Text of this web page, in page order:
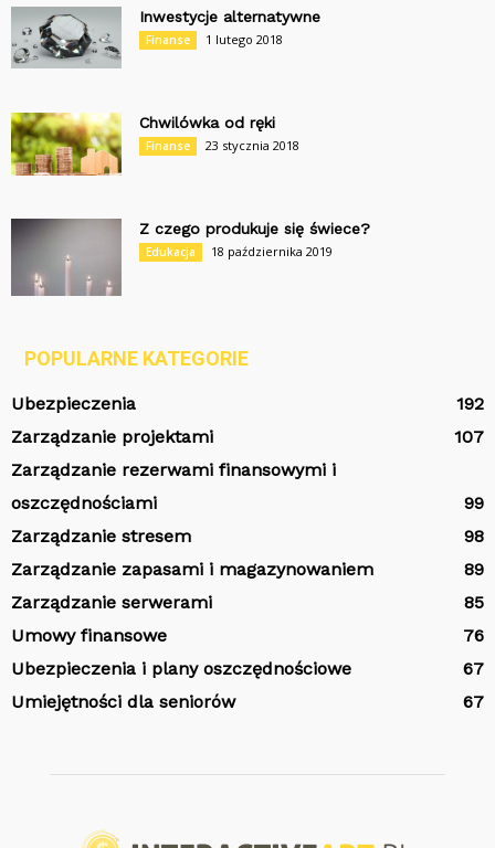
Inwestycje alternatywne
Finanse 1 lutego 2018
Chwilówka od ręki
Finanse 23 stycznia 2018
Z czego produkuje się świece?
Edukacja 18 października 2019
POPULARNE KATEGORIE
Ubezpieczenia
192
Zarządzanie projektami
107
Zarządzanie rezerwami finansowymi i
oszczędnościami
99
Zarządzanie stresem
98
Zarządzanie zapasami i magazynowaniem
89
Zarządzanie serwerami
85
Umowy finansowe
76
Ubezpieczenia i plany oszczędnościowe
67
Umiejętności dla seniorów
67